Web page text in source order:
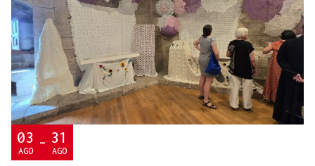
SALUD EN VERANO
Pilates al aire libre, terapia contra el calor en
Muíños
03
AGO - 31
AGO